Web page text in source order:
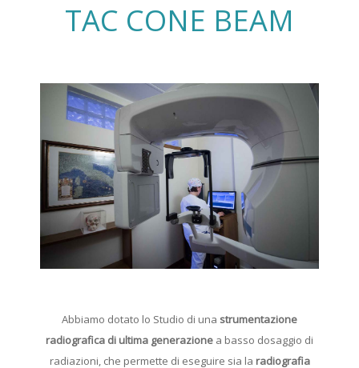
TAC CONE BEAM
Abbiamo dotato lo Studio di una strumentazione
radiografica di ultima generazione a basso dosaggio di
radiazioni, che permette di eseguire sia la radiografia